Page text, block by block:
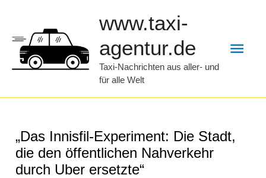
springen
www.taxi-
agentur.de
Taxi-Nachrichten aus aller- und
für alle Welt
„Das Innisfil-Experiment: Die Stadt,
die den öffentlichen Nahverkehr
durch Uber ersetzte“